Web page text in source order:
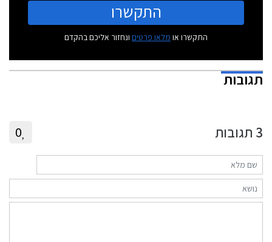
התקשרו
התקשרו או מלאו פרטים ונחזור אליכם בהקדם
תגובות
3 תגובות 0